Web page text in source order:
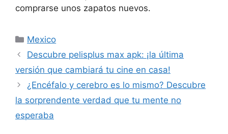
comprarse unos zapatos nuevos.
Categorías
Mexico
Descubre pelisplus max apk: ¡la última
versión que cambiará tu cine en casa!
¿Encéfalo y cerebro es lo mismo? Descubre
la sorprendente verdad que tu mente no
esperaba